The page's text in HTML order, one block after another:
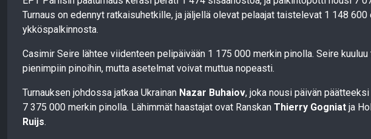
Turnaus on edennyt ratkaisuhetkille, ja jäljellä olevat pelaajat taistelevat 1 148 600
ykköspalkinnosta.
Casimir Seire lähtee viidenteen pelipäivään 1 175 000 merkin pinolla. Seire kuuluu
pienimpiin pinoihin, mutta asetelmat voivat muttua nopeasti.
Turnauksen johdossa jatkaa Ukrainan Nazar Buhaiov, joka nousi päivän
7 375 000 merkin pinolla. Lähimmät haastajat ovat Ranskan Thierry Gogniat ja
Ruijs.